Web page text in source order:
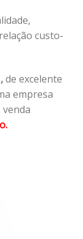
custo-
,de excelente
empresa